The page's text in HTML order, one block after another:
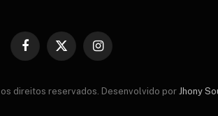
Facebook
X
Instagram
direitos reservados. Desenvolvido porJhony